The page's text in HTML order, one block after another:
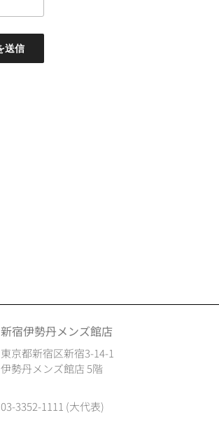
新宿伊勢丹メンズ館店
東京都新宿区新宿3-14-1
伊勢丹メンズ館店 5階
03-3352-1111 (大代表)